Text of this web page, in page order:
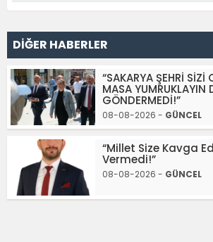
DİĞER HABERLER
“SAKARYA ŞEHRİ SİZİ
MASA YUMRUKLAYIN
GÖNDERMEDİ!”
08-08-2026 - GÜNCEL
“Millet Size Kavga
Vermedi!”
08-08-2026 - GÜNCEL